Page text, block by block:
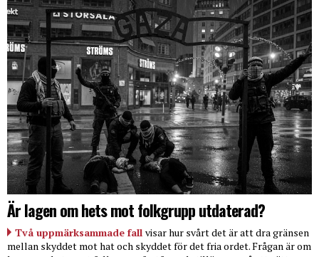
Är lagen om hets mot folkgrupp utdaterad?
Två uppmärksammade fall visar hur svårt det är att dra gränsen
mellan skyddet mot hat och skyddet för det fria ordet. Frågan är om